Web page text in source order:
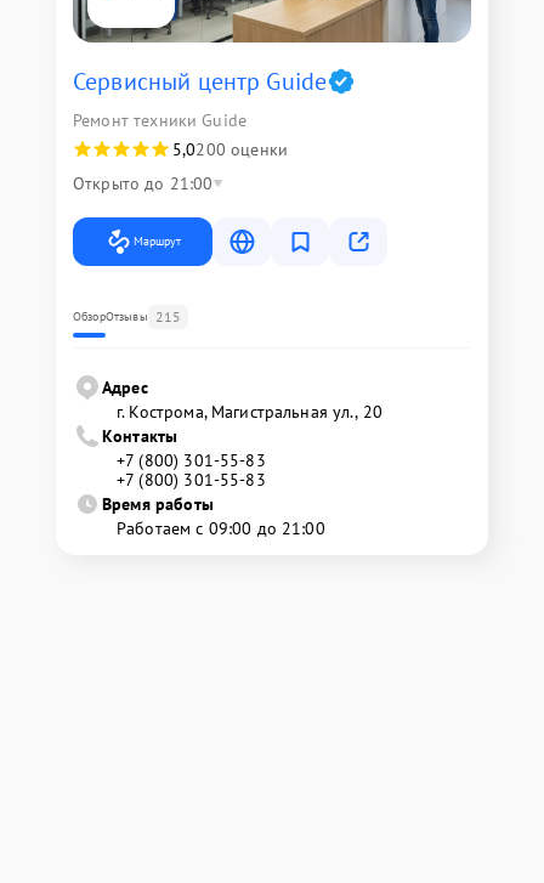
Сервисный центр Guide
Ремонт техники Guide
5,0200 оценки
Открыто до 21:00
Маршрут
ОбзорОтзывы 215
Адрес
г. Кострома, Магистральная ул., 20
Контакты
+7 (800) 301-55-83
+7 (800) 301-55-83
Время работы
Работаем с 09:00 до 21:00